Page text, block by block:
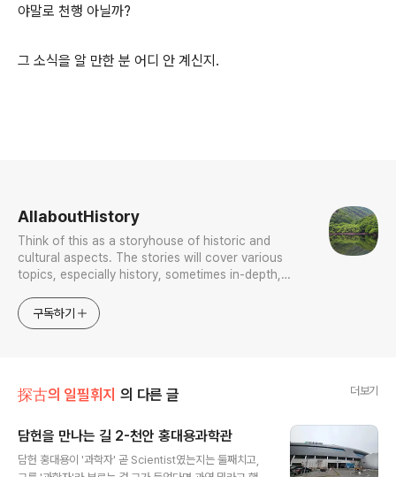
야말로 천행 아닐까?
그 소식을 알 만한 분 어디 안 계신지.
AllaboutHistory
Think of this as a storyhouse of historic and
cultural aspects. The stories will cover various
topics, especially history, sometimes in-depth,
approach will be to resist any common sense or
generalized viewpoint
구독하기
探古의 일필휘지 의 다른 글 더보기
담헌을 만나는 길 2-천안 홍대용과학관
담헌 홍대용이 '과학자' 곧 Scientist였는지는 둘째치고,